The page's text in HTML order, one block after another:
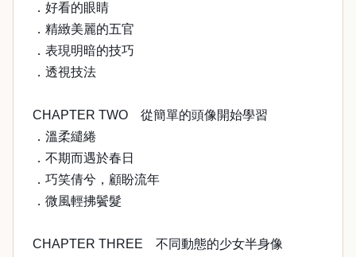
．好看的眼睛
．精緻美麗的五官
．表現明暗的技巧
．透視技法
CHAPTER TWO 從簡單的頭像開始學習
．溫柔繾綣
．不期而遇於春日
．巧笑倩兮，顧盼流年
．微風輕拂鬢髮
CHAPTER THREE 不同動態的少女半身像